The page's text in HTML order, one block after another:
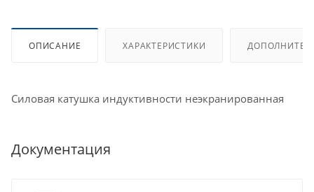
ОПИСАНИЕ ХАРАКТЕРИСТИКИ
Силовая катушка индуктивности неэкранированная
Документация